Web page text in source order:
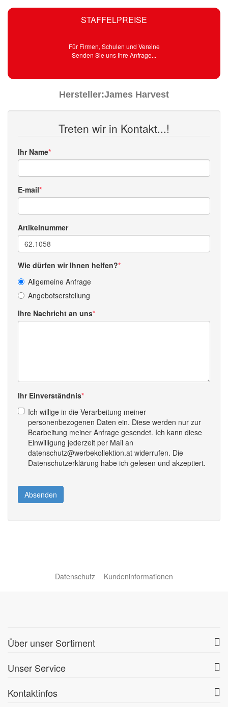
STAFFELPREISE
Für Firmen, Schulen und Vereine
Senden Sie uns Ihre Anfrage...
Hersteller:James Harvest
Treten wir in Kontakt...!
Ihr Name
E-mail
Artikelnummer
Wie dürfen wir Ihnen helfen?
Allgemeine Anfrage
Angebotserstellung
Ihre Nachricht an uns
Ihr Einverständnis
Ich willige in die Verarbeitung meiner
personenbezogenen Daten ein. Diese werden nur zur
Bearbeitung meiner Anfrage gesendet. Ich kann diese
Einwilligung jederzeit per Mail an
datenschutz@werbekollektion.at widerrufen. Die
Datenschutzerklärung habe ich gelesen und akzeptiert.
Absenden
Datenschutz Kundeninformationen
Über unser Sortiment
Unser Service
Kontaktinfos